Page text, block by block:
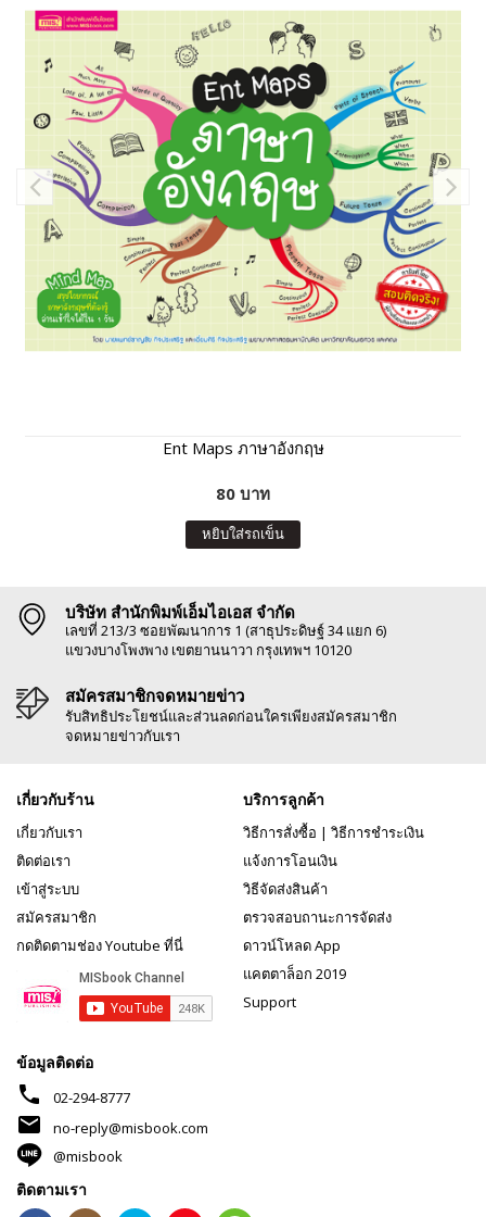
Ent Maps ภาษาอังกฤษ
80 บาท
หยิบใส่รถเข็น
บริษัท สำนักพิมพ์เอ็มไอเอส จำกัด
เลขที่ 213/3 ซอยพัฒนาการ 1 (สาธุประดิษฐ์ 34 แยก 6)
แขวงบางโพงพาง เขตยานนาวา กรุงเทพฯ 10120
สมัครสมาชิกจดหมายข่าว
รับสิทธิประโยชน์และส่วนลดก่อนใครเพียงสมัครสมาชิก
จดหมายข่าวกับเรา
เกี่ยวกับร้าน
เกี่ยวกับเรา
ติดต่อเรา
เข้าสู่ระบบ
สมัครสมาชิก
กดติดตามช่อง Youtube ที่นี่
บริการลูกค้า
วิธีการสั่งซื้อ | วิธีการชำระเงิน
แจ้งการโอนเงิน
วิธีจัดส่งสินค้า
ตรวจสอบถานะการจัดส่ง
ดาวน์โหลด App
แคตตาล็อก 2019
Support
ข้อมูลติดต่อ
phone 02-294-8777
mail
no-reply@misbook.com
@misbook
ติดตามเรา